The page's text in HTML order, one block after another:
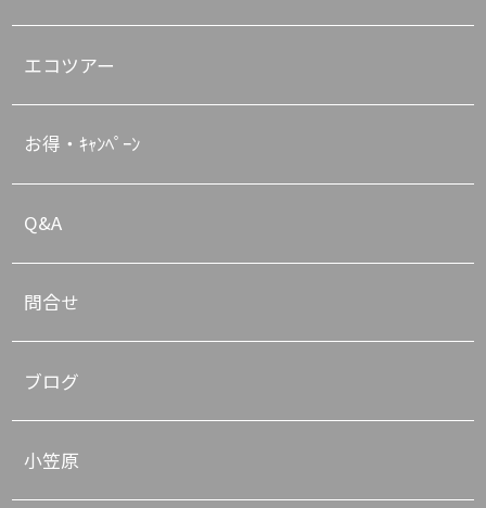
エコツアー
お得・ｷｬﾝﾍﾟｰﾝ
Q&A
問合せ
ブログ
小笠原